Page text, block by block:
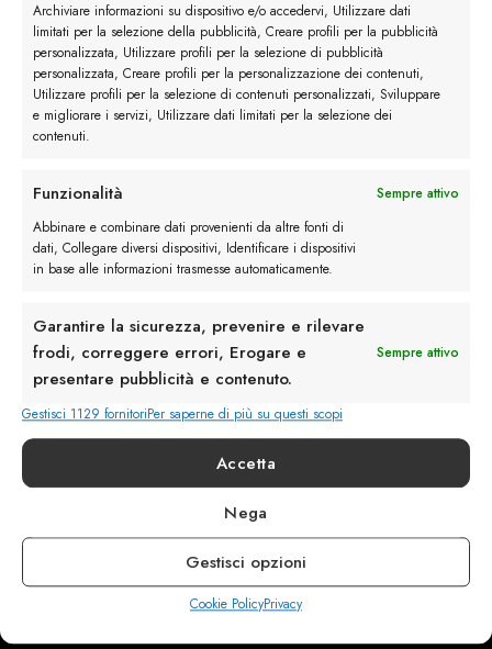
Archiviare informazioni su dispositivo e/o accedervi, Utilizzare dati
limitati per la selezione della pubblicità, Creare profili per la pubblicità
personalizzata, Utilizzare profili per la selezione di pubblicità
personalizzata, Creare profili per la personalizzazione dei contenuti,
Utilizzare profili per la selezione di contenuti personalizzati, Sviluppare
e migliorare i servizi, Utilizzare dati limitati per la selezione dei
contenuti.
Funzionalità
Sempre attivo
Abbinare e combinare dati provenienti da altre fonti di
dati, Collegare diversi dispositivi, Identificare i dispositivi
in base alle informazioni trasmesse automaticamente.
Garantire la sicurezza, prevenire e rilevare
frodi, correggere errori, Erogare e
presentare pubblicità e contenuto.
Sempre attivo
Gestisci 1129 fornitoriPer saperne di più su questi scopi
Accetta
Nega
Gestisci opzioni
Cookie PolicyPrivacy
Servizio Clienti
info@calzaturebelfiore.com
+39 02 468042
MI 20145 • Milano
Termini e Condizioni
Resi e Rimborsi
Spedizioni
Privacy